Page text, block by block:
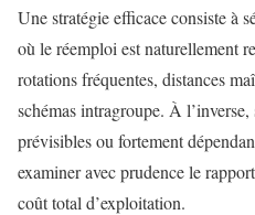
Une stratégie efficace consiste à
où le réemploi est naturellement
rotations fréquentes, distances
schémas intragroupe. À
prévisibles ou fortement
examiner avec prudence le
coût total d’exploitation.